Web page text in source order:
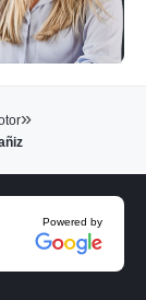
»
Powered by